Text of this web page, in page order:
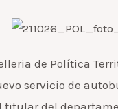
de Política
servicio de
del